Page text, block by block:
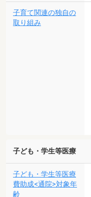
子育て関連の独自の
取り組み
子ども・学生等医療
子ども・学生等医療
費助成<通院>対象年
齢